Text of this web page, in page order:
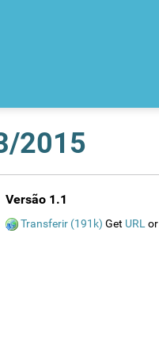
2015
Versão 1.1
Transferir (191k) Get URL or